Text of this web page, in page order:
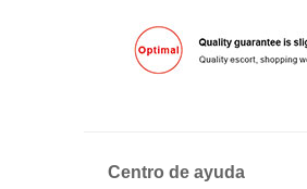
Centro de ayuda